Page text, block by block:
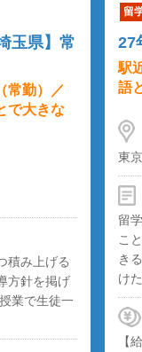
玉県】常
常勤）／
で大きな
積み上げる
方針を掲げ
業で生徒一
留
27
駅
語
東
留
こ
き
け
【